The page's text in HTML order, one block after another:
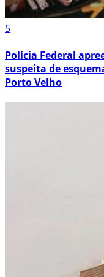
5
Polícia Federal
suspeita de
Porto Velho